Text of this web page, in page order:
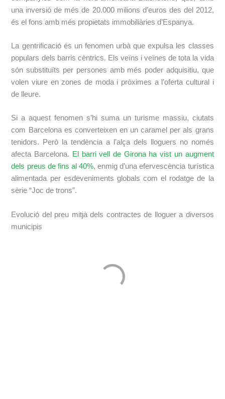
una inversió de més de 20.000 milions d’euros des del 2012,
és el fons amb més propietats immobiliàries d’Espanya.
La gentrificació és un fenomen urbà que expulsa les classes
populars dels barris cèntrics. Els veïns i veïnes de tota la vida
són substituïts per persones amb més poder adquisitiu, que
volen viure en zones de moda i pròximes a l’oferta cultural i
de lleure.
Si a aquest fenomen s’hi suma un turisme massiu, ciutats
com Barcelona es converteixen en un caramel per als grans
tenidors. Però la tendència a l’alça dels lloguers no només
afecta Barcelona. El barri vell de Girona ha vist un augment
dels preus de fins al 40%, enmig d’una efervescència turística
alimentada per esdeveniments globals com el rodatge de la
sèrie “Joc de trons”.
Evolució del preu mitjà dels contractes de lloguer a diversos
municipis